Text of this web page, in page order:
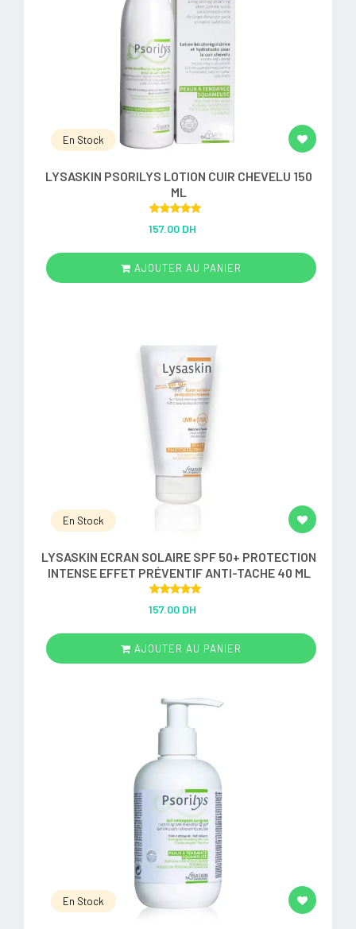
En Stock
LYSASKIN PSORILYS LOTION CUIR CHEVELU 150
ML
out of 5
157.00 DH
AJOUTER AU PANIER
En Stock
LYSASKIN ECRAN SOLAIRE SPF 50+ PROTECTION
INTENSE EFFET PRÉVENTIF ANTI-TACHE 40 ML
out of 5
157.00 DH
AJOUTER AU PANIER
En Stock